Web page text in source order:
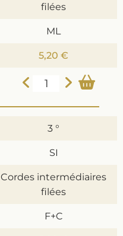
filées
ML
5,20 €
3 °
SI
Cordes intermédiaires
filées
F+C